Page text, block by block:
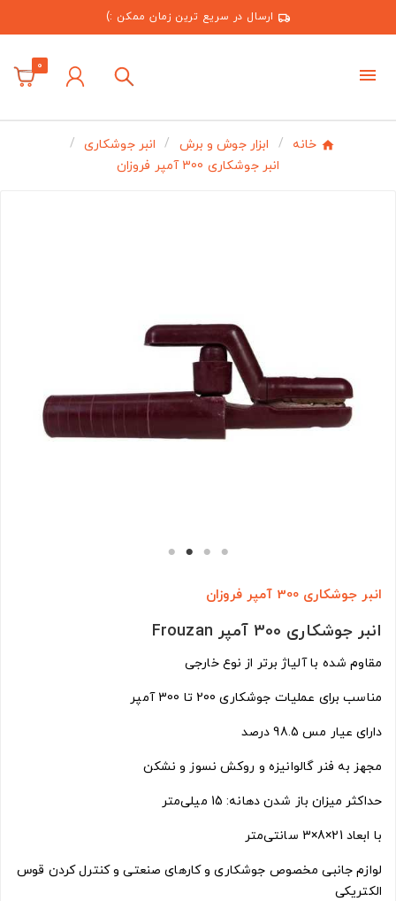
ارسال در سریع ترین زمان ممکن :)
0
خانه ابزار جوش و برش
انبر جوشکاری
انبر جوشکاری 300 آمپر فروزان
انبر جوشکاری 300 آمپر فروزان
انبر جوشکاری 300 آمپر Frouzan
مقاوم شده با آلیاژ برتر از نوع خارجی
مناسب برای عملیات جوشکاری 200 تا 300 آمپر
دارای عیار مس 98.5 درصد
مجهز به فنر گالوانیزه و روکش نسوز و نشکن
حداکثر میزان باز شدن دهانه: 15 میلی‌متر
با ابعاد 21×8×3 سانتی‌متر
لوازم جانبی مخصوص جوشکاری و کارهای صنعتی و کنترل کردن قوس
الکتریکی